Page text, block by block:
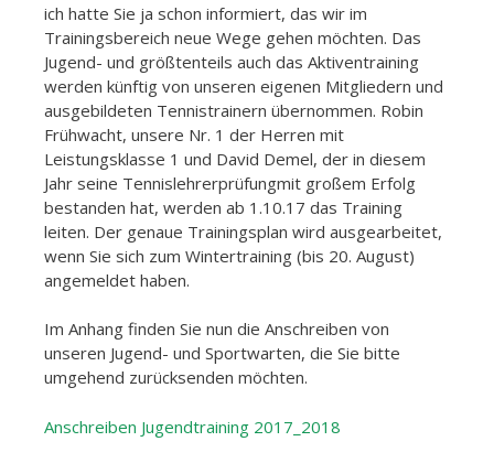
ich hatte Sie ja schon informiert, das wir im
Trainingsbereich neue Wege gehen möchten. Das
Jugend- und größtenteils auch das Aktiventraining
werden künftig von unseren eigenen Mitgliedern und
ausgebildeten Tennistrainern übernommen. Robin
Frühwacht, unsere Nr. 1 der Herren mit
Leistungsklasse 1 und David Demel, der in diesem
Jahr seine Tennislehrerprüfungmit großem Erfolg
bestanden hat, werden ab 1.10.17 das Training
leiten. Der genaue Trainingsplan wird ausgearbeitet,
wenn Sie sich zum Wintertraining (bis 20. August)
angemeldet haben.
Im Anhang finden Sie nun die Anschreiben von
unseren Jugend- und Sportwarten, die Sie bitte
umgehend zurücksenden möchten.
Anschreiben Jugendtraining 2017_2018